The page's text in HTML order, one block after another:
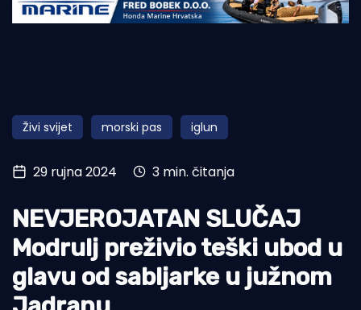
Obala
Otoci
Turizam i nautika
Pomorstvo
Ribolov
Ekologija
Tradicija i kultura
Živi svijet morski pas iglun
29 rujna 2024 3 min. čitanja
NEVJEROJATAN SLUČAJ
Modrulj preživio teški ubod u
glavu od sabljarke u južnom